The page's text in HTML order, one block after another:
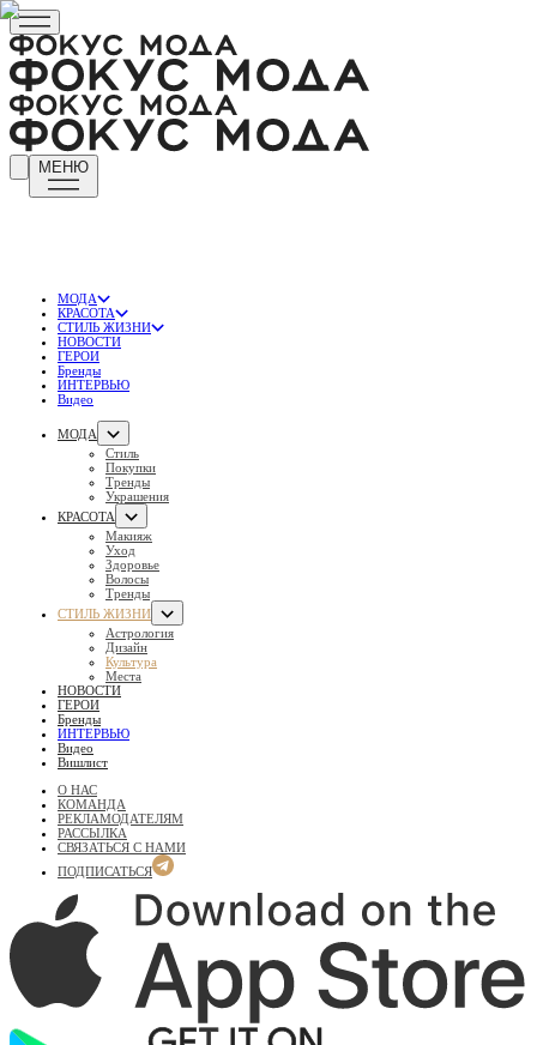
МЕНЮ
МОДА
КРАСОТА
СТИЛЬ ЖИЗНИ
НОВОСТИ
ГЕРОИ
Бренды
ИНТЕРВЬЮ
Видео
МОДА
Стиль
Покупки
Тренды
Украшения
КРАСОТА
Макияж
Уход
Здоровье
Волосы
Тренды
СТИЛЬ ЖИЗНИ
Астрология
Дизайн
Культура
Места
НОВОСТИ
ГЕРОИ
Бренды
ИНТЕРВЬЮ
Видео
Вишлист
О НАС
КОМАНДА
РЕКЛАМОДАТЕЛЯМ
РАССЫЛКА
СВЯЗАТЬСЯ С НАМИ
ПОДПИСАТЬСЯ